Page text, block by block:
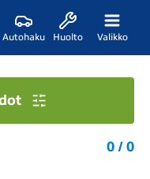
Autohaku Huolto Valikko
0 / 0